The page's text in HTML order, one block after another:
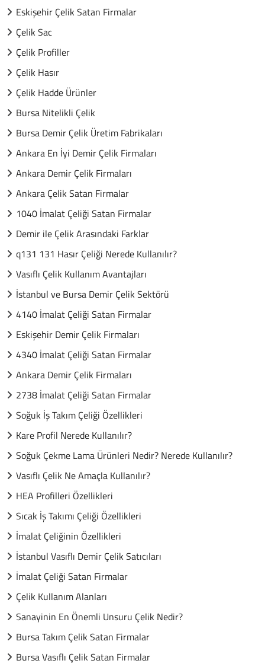
Eskişehir Çelik Satan Firmalar
Çelik Sac
Çelik Profiller
Çelik Hasır
Çelik Hadde Ürünler
Bursa Nitelikli Çelik
Bursa Demir Çelik Üretim Fabrikaları
Ankara En İyi Demir Çelik Firmaları
Ankara Demir Çelik Firmaları
Ankara Çelik Satan Firmalar
1040 İmalat Çeliği Satan Firmalar
Demir ile Çelik Arasındaki Farklar
q131 131 Hasır Çeliği Nerede Kullanılır?
Vasıflı Çelik Kullanım Avantajları
İstanbul ve Bursa Demir Çelik Sektörü
4140 İmalat Çeliği Satan Firmalar
Eskişehir Demir Çelik Firmaları
4340 İmalat Çeliği Satan Firmalar
Ankara Demir Çelik Firmaları
2738 İmalat Çeliği Satan Firmalar
Soğuk İş Takım Çeliği Özellikleri
Kare Profil Nerede Kullanılır?
Soğuk Çekme Lama Ürünleri Nedir? Nerede Kullanılır?
Vasıflı Çelik Ne Amaçla Kullanılır?
HEA Profilleri Özellikleri
Sıcak İş Takımı Çeliği Özellikleri
İmalat Çeliğinin Özellikleri
İstanbul Vasıflı Demir Çelik Satıcıları
İmalat Çeliği Satan Firmalar
Çelik Kullanım Alanları
Sanayinin En Önemli Unsuru Çelik Nedir?
Bursa Takım Çelik Satan Firmalar
Bursa Vasıflı Çelik Satan Firmalar